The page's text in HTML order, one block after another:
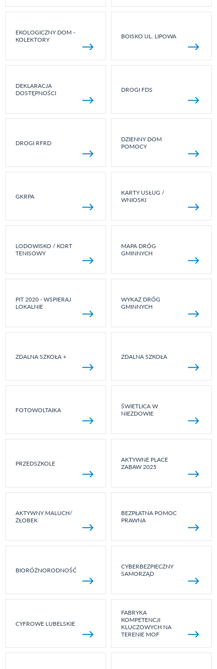
EKOLOGICZNY DOM -
KOLEKTORY
BOISKO UL. LIPOWA
DEKLARACJA
DOSTĘPNOŚCI
DROGI FDS
DROGI RFRD
DZIENNY DOM
POMOCY
GKRPA
KARTY USŁUG /
WNIOSKI
LODOWISKO / KORT
TENISOWY
MAPA DRÓG
GMINNYCH
PIT 2020 - WSPIERAJ
LOKALNIE
WYKAZ DRÓG
GMINNYCH
ZDALNA SZKOŁA + ZDALNA SZKOŁA
FOTOWOLTAIKA
ŚWIETLICA W
NIEZDOWIE
PRZEDSZKOLE
AKTYWNE PLACE
ZABAW 2025
AKTYWNY MALUCH/
ŻŁOBEK
BEZPŁATNA POMOC
PRAWNA
BIORÓŻNORODNOŚĆ
CYBERBEZPIECZNY
SAMORZĄD
CYFROWE LUBELSKIE
FABRYKA
KOMPETENCJI
KLUCZOWYCH NA
TERENIE MOF